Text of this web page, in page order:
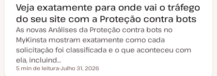
Veja exatamente para onde vai o tráfego
do seu site com a Proteção contra bots
As novas Análises da Proteção contra bots no
MyKinsta mostram exatamente como cada
solicitação foi classificada e o que aconteceu com
ela, incluind…
Tempo de leitura
5 min de leitura Julho 31, 2026